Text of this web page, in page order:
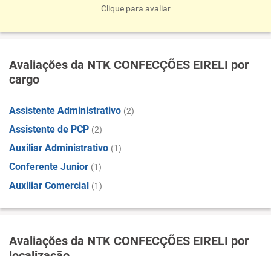
Clique para avaliar
Avaliações da NTK CONFECÇÕES EIRELI por
cargo
Assistente Administrativo (2)
Assistente de PCP (2)
Auxiliar Administrativo (1)
Conferente Junior (1)
Auxiliar Comercial (1)
Avaliações da NTK CONFECÇÕES EIRELI por